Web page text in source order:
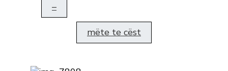
–
mëte te cëst